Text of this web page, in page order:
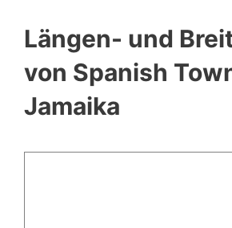
Längen- und
von Spanish
Jamaika